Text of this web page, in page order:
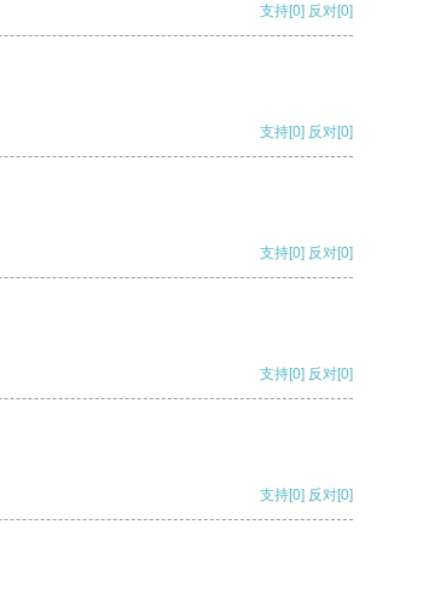
支持[0] 反对[0]
支持[0] 反对[0]
支持[0] 反对[0]
支持[0] 反对[0]
支持[0] 反对[0]